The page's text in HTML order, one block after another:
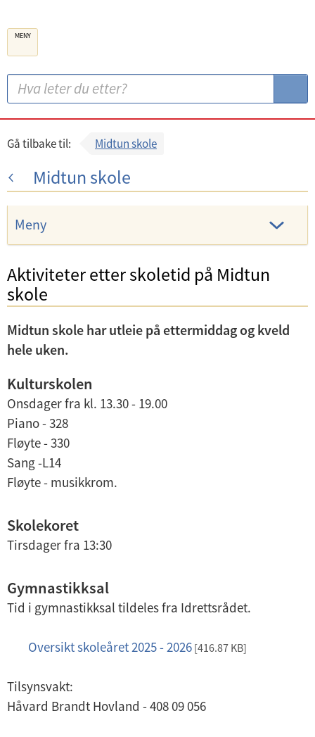
g
e
n
ø
k
:
S
ø
MENY
Gå tilbake til: Midtun skole
Midtun skole
Meny
n
d
Aktiviteter etter skoletid på Midtun
skole
Midtun skole har utleie på ettermiddag og kveld
hele uken.
Kulturskolen
Onsdager fra kl. 13.30 - 19.00
Piano - 328
Fløyte - 330
Sang -L14
Fløyte - musikkrom.
Skolekoret
Tirsdager fra 13:30
Gymnastikksal
Tid i gymnastikksal tildeles fra Idrettsrådet.
f
Oversikt skoleåret 2025 - 2026 [416.87 KB]
Tilsynsvakt:
Håvard Brandt Hovland - 408 09 056